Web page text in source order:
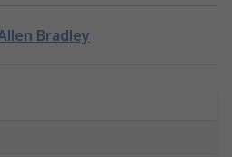
Bradley